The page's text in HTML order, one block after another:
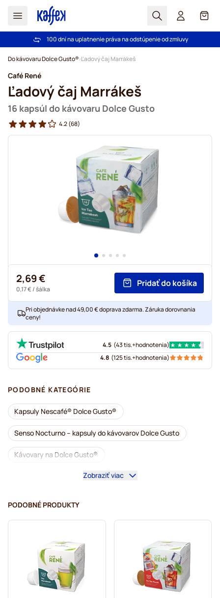
Hľadať Košík
Pri objednávke nad 49,00 € doprava zdarma
100 dní na uplatnenie práva na odstúpenie od zmluvy
Do kávovaru Dolce Gusto® Ľadový čaj Marrákeš
Café René
Ľadový čaj Marrákeš
16 kapsúl do kávovaru Dolce Gusto
4.2(68)
2,69 €
0,17 €/ šálka
Pridať do košíka
Pri objednávke nad 49,00 € doprava zdarma. Záruka dorovnania
ceny!
4.5 (43 tis.+hodnotenia)
4.8 (125 tis.+hodnotenia)
PODOBNÉ KATEGÓRIE
Kapsuly Nescafé® Dolce Gusto®
Senso Nocturno – kapsuly do kávovarov Dolce Gusto
Kávovary na Dolce Gusto®
Príslušenstvo na Dolce Gusto®
Odvápňovanie a údržba pre Dolce Gusto
Segafredo – kávové kapsuly do kávovarov Dolce Gusto
Café René – kávové kapsuly do kávovarov Dolce Gusto
Caffè Borbone do kávovarov Dolce Gusto
Zobraziť viac
PODOBNÉ PRODUKTY